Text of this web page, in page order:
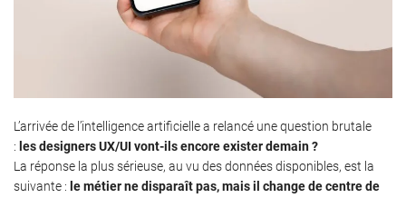
L’arrivée de l’intelligence artificielle a relancé une question brutale
: les designers UX/UI vont-ils encore exister demain ?
La réponse la plus sérieuse, au vu des données disponibles, est la
suivante : le métier ne disparaît pas, mais il change de centre de